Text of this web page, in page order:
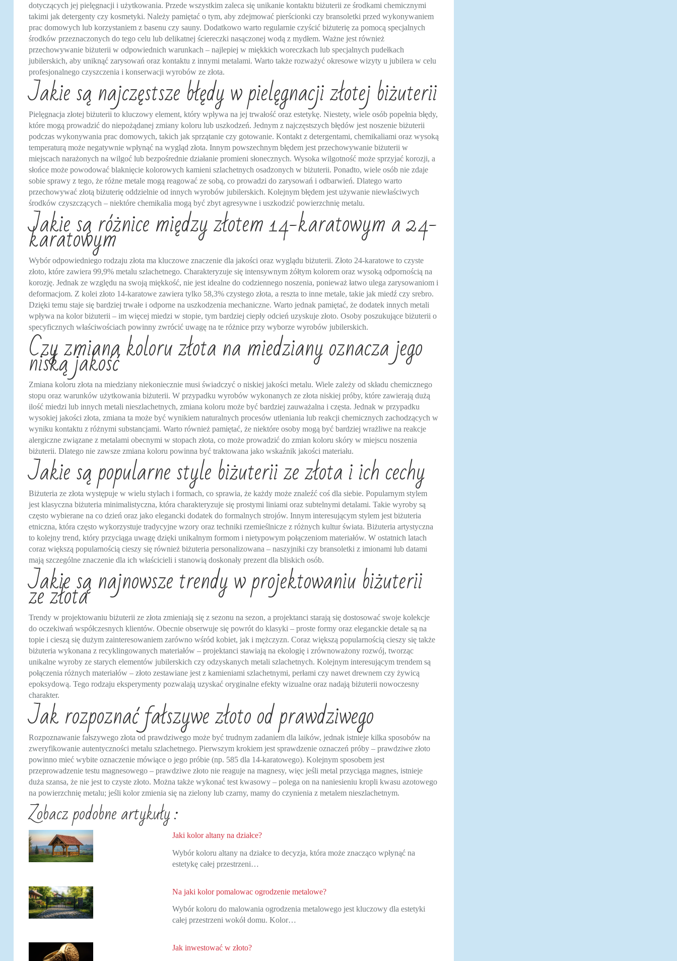
dotyczących jej pielęgnacji i użytkowania. Przede wszystkim zaleca się unikanie kontaktu biżuterii ze środkami chemicznymi
takimi jak detergenty czy kosmetyki. Należy pamiętać o tym, aby zdejmować pierścionki czy bransoletki przed wykonywaniem
prac domowych lub korzystaniem z basenu czy sauny. Dodatkowo warto regularnie czyścić biżuterię za pomocą specjalnych
środków przeznaczonych do tego celu lub delikatnej ściereczki nasączonej wodą z mydłem. Ważne jest również
przechowywanie biżuterii w odpowiednich warunkach – najlepiej w miękkich woreczkach lub specjalnych pudełkach
jubilerskich, aby uniknąć zarysowań oraz kontaktu z innymi metalami. Warto także rozważyć okresowe wizyty u jubilera w celu
profesjonalnego czyszczenia i konserwacji wyrobów ze złota.
Jakie są najczęstsze błędy w pielęgnacji złotej biżuterii
Pielęgnacja złotej biżuterii to kluczowy element, który wpływa na jej trwałość oraz estetykę. Niestety, wiele osób popełnia błędy,
które mogą prowadzić do niepożądanej zmiany koloru lub uszkodzeń. Jednym z najczęstszych błędów jest noszenie biżuterii
podczas wykonywania prac domowych, takich jak sprzątanie czy gotowanie. Kontakt z detergentami, chemikaliami oraz wysoką
temperaturą może negatywnie wpłynąć na wygląd złota. Innym powszechnym błędem jest przechowywanie biżuterii w
miejscach narażonych na wilgoć lub bezpośrednie działanie promieni słonecznych. Wysoka wilgotność może sprzyjać korozji, a
słońce może powodować blaknięcie kolorowych kamieni szlachetnych osadzonych w biżuterii. Ponadto, wiele osób nie zdaje
sobie sprawy z tego, że różne metale mogą reagować ze sobą, co prowadzi do zarysowań i odbarwień. Dlatego warto
przechowywać złotą biżuterię oddzielnie od innych wyrobów jubilerskich. Kolejnym błędem jest używanie niewłaściwych
środków czyszczących – niektóre chemikalia mogą być zbyt agresywne i uszkodzić powierzchnię metalu.
Jakie są różnice między złotem 14-karatowym a 24-
karatowym
Wybór odpowiedniego rodzaju złota ma kluczowe znaczenie dla jakości oraz wyglądu biżuterii. Złoto 24-karatowe to czyste
złoto, które zawiera 99,9% metalu szlachetnego. Charakteryzuje się intensywnym żółtym kolorem oraz wysoką odpornością na
korozję. Jednak ze względu na swoją miękkość, nie jest idealne do codziennego noszenia, ponieważ łatwo ulega zarysowaniom i
deformacjom. Z kolei złoto 14-karatowe zawiera tylko 58,3% czystego złota, a reszta to inne metale, takie jak miedź czy srebro.
Dzięki temu staje się bardziej trwałe i odporne na uszkodzenia mechaniczne. Warto jednak pamiętać, że dodatek innych metali
wpływa na kolor biżuterii – im więcej miedzi w stopie, tym bardziej ciepły odcień uzyskuje złoto. Osoby poszukujące biżuterii o
specyficznych właściwościach powinny zwrócić uwagę na te różnice przy wyborze wyrobów jubilerskich.
Czy zmiana koloru złota na miedziany oznacza jego
niską jakość
Zmiana koloru złota na miedziany niekoniecznie musi świadczyć o niskiej jakości metalu. Wiele zależy od składu chemicznego
stopu oraz warunków użytkowania biżuterii. W przypadku wyrobów wykonanych ze złota niskiej próby, które zawierają dużą
ilość miedzi lub innych metali nieszlachetnych, zmiana koloru może być bardziej zauważalna i częsta. Jednak w przypadku
wysokiej jakości złota, zmiana ta może być wynikiem naturalnych procesów utleniania lub reakcji chemicznych zachodzących w
wyniku kontaktu z różnymi substancjami. Warto również pamiętać, że niektóre osoby mogą być bardziej wrażliwe na reakcje
alergiczne związane z metalami obecnymi w stopach złota, co może prowadzić do zmian koloru skóry w miejscu noszenia
biżuterii. Dlatego nie zawsze zmiana koloru powinna być traktowana jako wskaźnik jakości materiału.
Jakie są popularne style biżuterii ze złota i ich cechy
Biżuteria ze złota występuje w wielu stylach i formach, co sprawia, że każdy może znaleźć coś dla siebie. Popularnym stylem
jest klasyczna biżuteria minimalistyczna, która charakteryzuje się prostymi liniami oraz subtelnymi detalami. Takie wyroby są
często wybierane na co dzień oraz jako elegancki dodatek do formalnych strojów. Innym interesującym stylem jest biżuteria
etniczna, która często wykorzystuje tradycyjne wzory oraz techniki rzemieślnicze z różnych kultur świata. Biżuteria artystyczna
to kolejny trend, który przyciąga uwagę dzięki unikalnym formom i nietypowym połączeniom materiałów. W ostatnich latach
coraz większą popularnością cieszy się również biżuteria personalizowana – naszyjniki czy bransoletki z imionami lub datami
mają szczególne znaczenie dla ich właścicieli i stanowią doskonały prezent dla bliskich osób.
Jakie są najnowsze trendy w projektowaniu biżuterii
ze złota
Trendy w projektowaniu biżuterii ze złota zmieniają się z sezonu na sezon, a projektanci starają się dostosować swoje kolekcje
do oczekiwań współczesnych klientów. Obecnie obserwuje się powrót do klasyki – proste formy oraz eleganckie detale są na
topie i cieszą się dużym zainteresowaniem zarówno wśród kobiet, jak i mężczyzn. Coraz większą popularnością cieszy się także
biżuteria wykonana z recyklingowanych materiałów – projektanci stawiają na ekologię i zrównoważony rozwój, tworząc
unikalne wyroby ze starych elementów jubilerskich czy odzyskanych metali szlachetnych. Kolejnym interesującym trendem są
połączenia różnych materiałów – złoto zestawiane jest z kamieniami szlachetnymi, perłami czy nawet drewnem czy żywicą
epoksydową. Tego rodzaju eksperymenty pozwalają uzyskać oryginalne efekty wizualne oraz nadają biżuterii nowoczesny
charakter.
Jak rozpoznać fałszywe złoto od prawdziwego
Rozpoznawanie fałszywego złota od prawdziwego może być trudnym zadaniem dla laików, jednak istnieje kilka sposobów na
zweryfikowanie autentyczności metalu szlachetnego. Pierwszym krokiem jest sprawdzenie oznaczeń próby – prawdziwe złoto
powinno mieć wybite oznaczenie mówiące o jego próbie (np. 585 dla 14-karatowego). Kolejnym sposobem jest
przeprowadzenie testu magnesowego – prawdziwe złoto nie reaguje na magnesy, więc jeśli metal przyciąga magnes, istnieje
duża szansa, że nie jest to czyste złoto. Można także wykonać test kwasowy – polega on na naniesieniu kropli kwasu azotowego
na powierzchnię metalu; jeśli kolor zmienia się na zielony lub czarny, mamy do czynienia z metalem nieszlachetnym.
Zobacz podobne artykuły :
Jaki kolor altany na działce?
Wybór koloru altany na działce to decyzja, która może znacząco wpłynąć na
estetykę całej przestrzeni…
Na jaki kolor pomalowac ogrodzenie metalowe?
Wybór koloru do malowania ogrodzenia metalowego jest kluczowy dla estetyki
całej przestrzeni wokół domu. Kolor…
Jak inwestować w złoto?